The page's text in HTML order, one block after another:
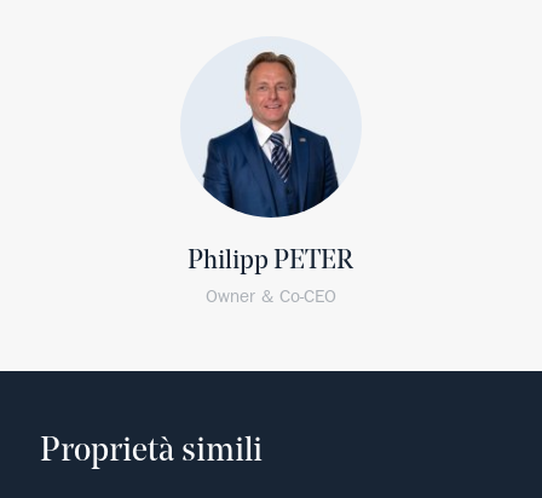
Philipp PETER
Owner & Co-CEO
Proprietà simili